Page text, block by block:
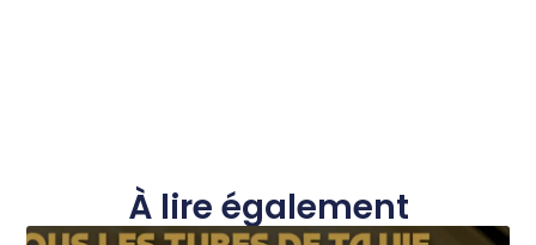
À lire également